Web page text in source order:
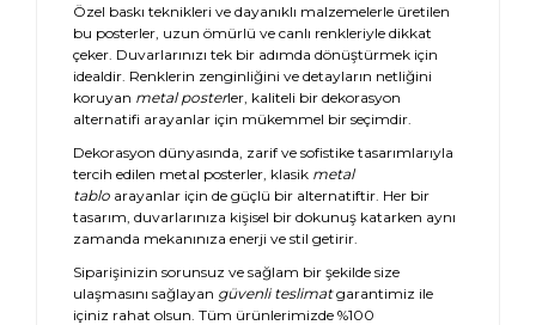
Özel baskı teknikleri ve dayanıklı malzemelerle üretilen
bu posterler, uzun ömürlü ve canlı renkleriyle dikkat
çeker. Duvarlarınızı tek bir adımda dönüştürmek için
idealdir. Renklerin zenginliğini ve detayların netliğini
koruyan metal posterler, kaliteli bir dekorasyon
alternatifi arayanlar için mükemmel bir seçimdir.
Dekorasyon dünyasında, zarif ve sofistike tasarımlarıyla
tercih edilen metal posterler, klasik metal
tablo arayanlar için de güçlü bir alternatiftir. Her bir
tasarım, duvarlarınıza kişisel bir dokunuş katarken aynı
zamanda mekanınıza enerji ve stil getirir.
Siparişinizin sorunsuz ve sağlam bir şekilde size
ulaşmasını sağlayan güvenli teslimatgarantimiz ile
içiniz rahat olsun. Tüm ürünlerimizde %100